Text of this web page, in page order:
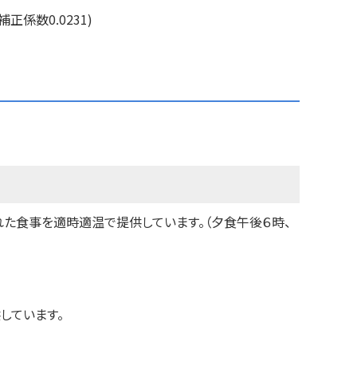
正係数0.0231)
事を適時適温で提供しています。（夕食午後６時、
います。